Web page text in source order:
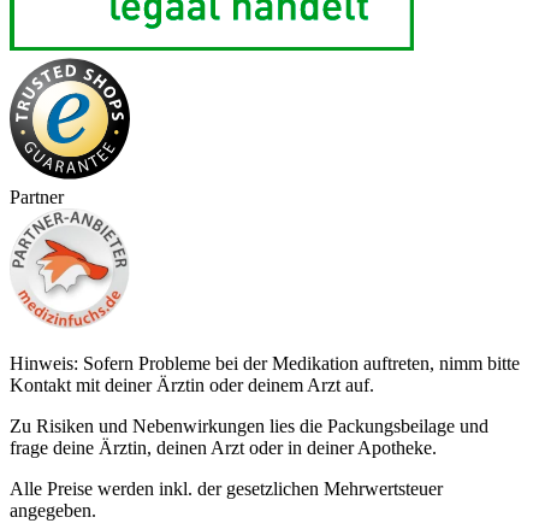
Partner
Hinweis: Sofern Probleme bei der Medikation auftreten, nimm bitte
Kontakt mit deiner Ärztin oder deinem Arzt auf.
Zu Risiken und Nebenwirkungen lies die Packungsbeilage und
frage deine Ärztin, deinen Arzt oder in deiner Apotheke.
Alle Preise werden inkl. der gesetzlichen Mehrwertsteuer
angegeben.